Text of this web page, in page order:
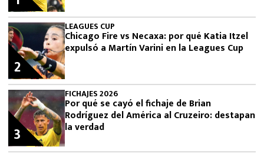
LEAGUES CUP
Chicago Fire vs Necaxa: por qué Katia Itzel
expulsó a Martín Varini en la Leagues Cup
2
FICHAJES 2026
Por qué se cayó el fichaje de Brian
Rodríguez del América al Cruzeiro: destapan
la verdad
3